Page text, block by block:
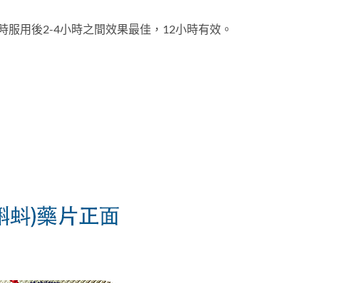
服用後2-4小時之間效果最佳，12小時有效。